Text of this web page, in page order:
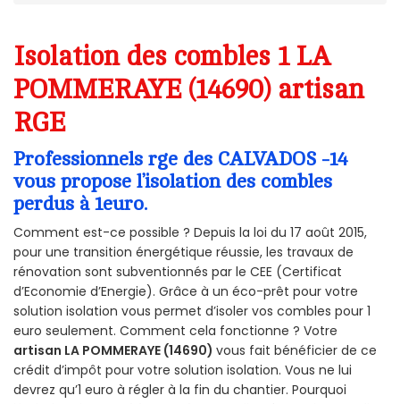
Isolation des combles 1 LA
POMMERAYE (14690) artisan
RGE
Professionnels rge des CALVADOS -14
vous propose l’isolation des combles
perdus à 1euro.
Comment est-ce possible ? Depuis la loi du 17 août 2015,
pour une transition énergétique réussie, les travaux de
rénovation sont subventionnés par le CEE (Certificat
d’Economie d’Energie). Grâce à un éco-prêt pour votre
solution isolation vous permet d’isoler vos combles pour 1
euro seulement. Comment cela fonctionne ? Votre
artisan LA POMMERAYE (14690) vous fait bénéficier de ce
crédit d’impôt pour votre solution isolation. Vous ne lui
devrez qu’1 euro à régler à la fin du chantier. Pourquoi